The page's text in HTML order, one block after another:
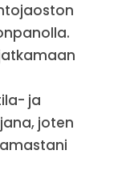
ja
joten